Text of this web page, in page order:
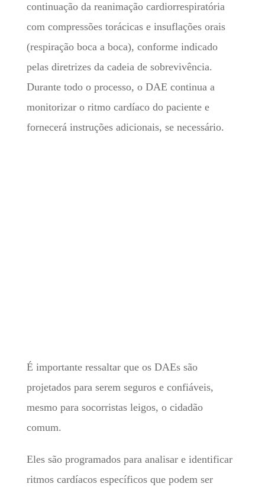
continuação da reanimação cardiorrespiratória
com compressões torácicas e insuflações orais
(respiração boca a boca), conforme indicado
pelas diretrizes da cadeia de sobrevivência.
Durante todo o processo, o DAE continua a
monitorizar o ritmo cardíaco do paciente e
fornecerá instruções adicionais, se necessário.
É importante ressaltar que os DAEs são
projetados para serem seguros e confiáveis,
mesmo para socorristas leigos, o cidadão
comum.
Eles são programados para analisar e identificar
ritmos cardíacos específicos que podem ser